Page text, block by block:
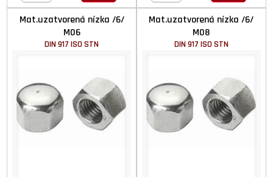
Mat.uzatvorená nízka /6/
M06
DIN 917 ISO STN
Mat.uzatvorená nízka /6/
M08
DIN 917 ISO STN